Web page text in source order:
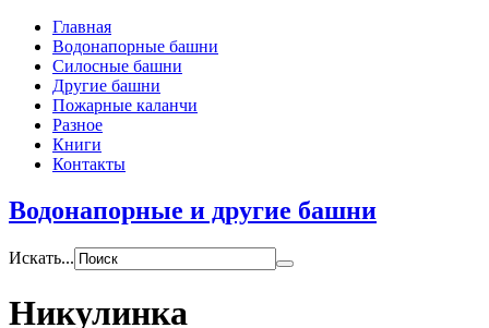
Главная
Водонапорные башни
Силосные башни
Другие башни
Пожарные каланчи
Разное
Книги
Контакты
Водонапорные и другие башни
Искать...
Никулинка